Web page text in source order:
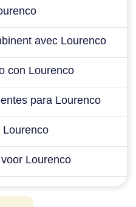
avec Lourenco
con Lourenco
para Lourenco
Lourenco
Lourenco